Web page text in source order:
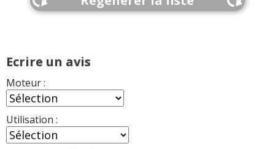
Ecrire un avis
Moteur :
Utilisation :